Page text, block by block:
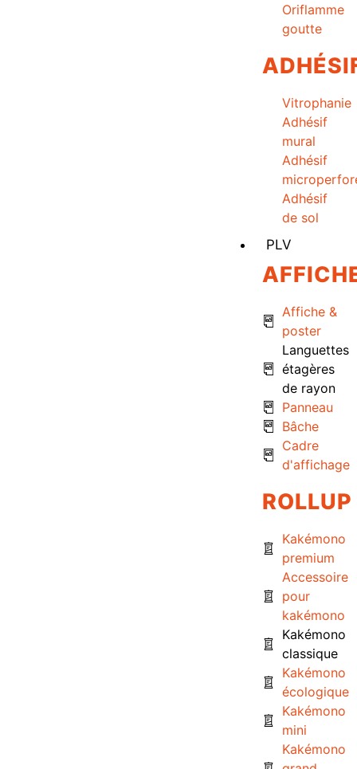
Oriflamme
goutte
Vitrophanie
Adhésif
mural
Adhésif
Adhésif
de sol
PLV
Affiche &
poster
Languettes
étagères
de rayon
Panneau
Bâche
Cadre
d'affichage
ROLLUP
Kakémono
premium
Accessoire
pour
kakémono
Kakémono
classique
Kakémono
écologique
Kakémono
mini
Kakémono